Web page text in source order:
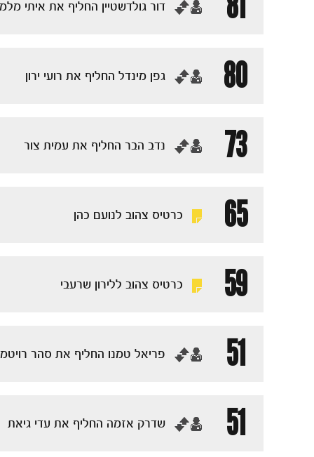
‏דור גולדשטיין החליף את איתי
80 ‏גפן מינדל החליף את רועי ירון
73 ‏נדב הבר החליף את עמית צור
65 כרטיס צהוב לנועם כהן
59 כרטיס צהוב ללירון שרעבי
51 ‏פריאל טמנו החליף את סהר
51 ‏שדרק אזמה החליף את עדי גיאת